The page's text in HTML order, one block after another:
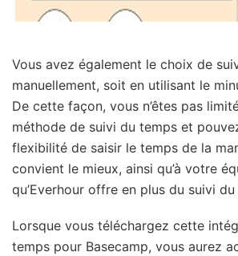
Vous avez également le choix de
manuellement, soit en utilisant le
De cette façon, vous n’êtes pas
méthode de suivi du temps et
flexibilité de saisir le temps de la
convient le mieux, ainsi qu’à votre
qu’Everhour offre en plus du suivi
Lorsque vous téléchargez cette
temps pour Basecamp, vous aurez